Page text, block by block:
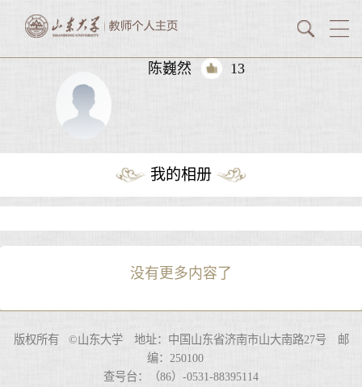
陈巍然 13
我的相册
没有更多内容了
版权所有 ©山东大学 地址：中国山东省济南市山大南路27号 邮
编：250100
查号台：（86）-0531-88395114